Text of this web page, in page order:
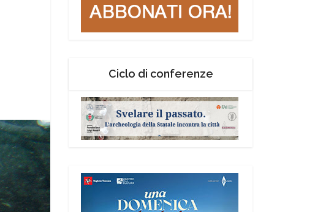
Ciclo di conferenze